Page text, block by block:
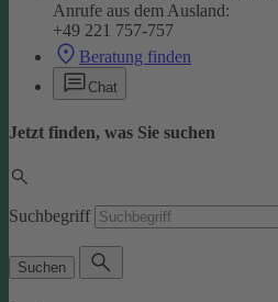
Anrufe aus dem Ausland:
+49 221 757-757
Beratung finden
Chat
Jetzt finden, was Sie suchen
Suchbegriff
Suchen